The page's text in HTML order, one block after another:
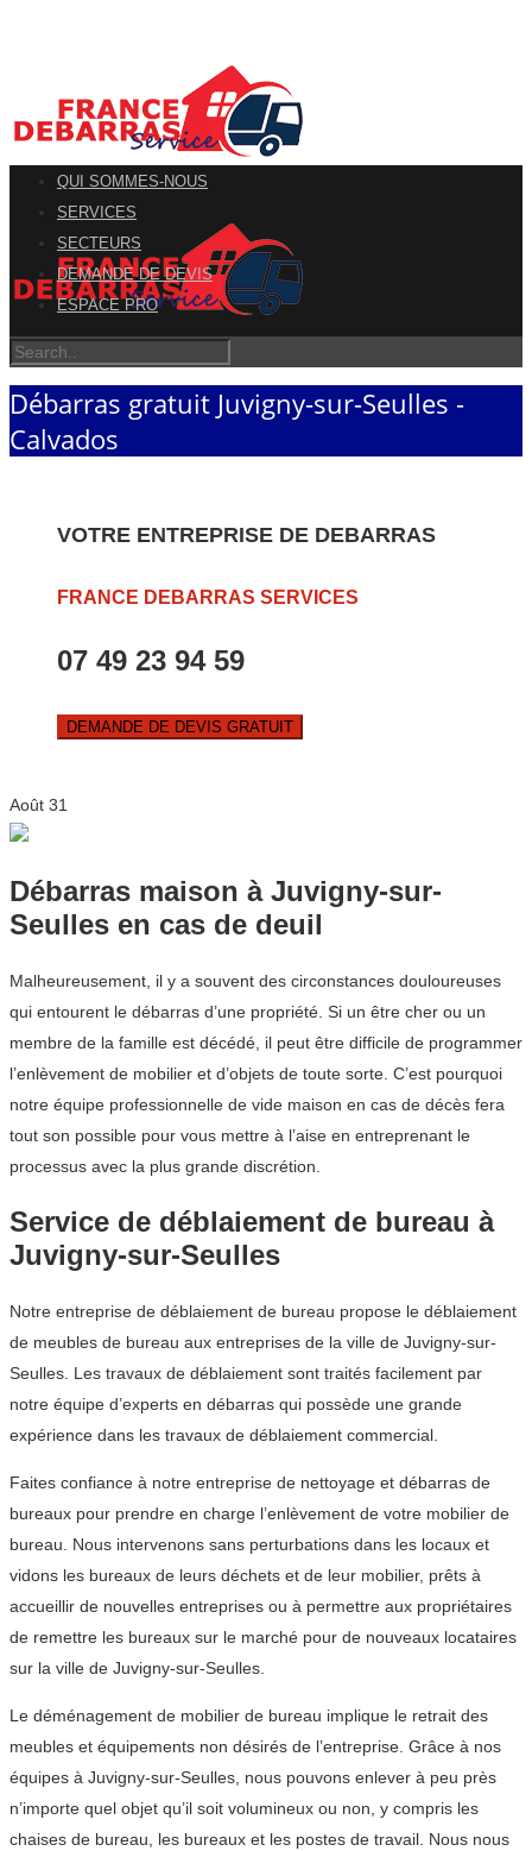
QUI SOMMES-NOUS
SERVICES
SECTEURS
DEMANDE DE DEVIS
ESPACE PRO
Débarras gratuit Juvigny-sur-Seulles -
Calvados
VOTRE ENTREPRISE DE DEBARRAS
FRANCE DEBARRAS SERVICES
07 49 23 94 59
DEMANDE DE DEVIS GRATUIT
Août 31
Débarras maison à Juvigny-sur-
Seulles en cas de deuil
Malheureusement, il y a souvent des circonstances douloureuses
qui entourent le débarras d’une propriété. Si un être cher ou un
membre de la famille est décédé, il peut être difficile de programmer
l’enlèvement de mobilier et d’objets de toute sorte. C’est pourquoi
notre équipe professionnelle de vide maison en cas de décès fera
tout son possible pour vous mettre à l’aise en entreprenant le
processus avec la plus grande discrétion.
Service de déblaiement de bureau à
Juvigny-sur-Seulles
Notre entreprise de déblaiement de bureau propose le déblaiement
de meubles de bureau aux entreprises de la ville de Juvigny-sur-
Seulles. Les travaux de déblaiement sont traités facilement par
notre équipe d’experts en débarras qui possède une grande
expérience dans les travaux de déblaiement commercial.
Faites confiance à notre entreprise de nettoyage et débarras de
bureaux pour prendre en charge l’enlèvement de votre mobilier de
bureau. Nous intervenons sans perturbations dans les locaux et
vidons les bureaux de leurs déchets et de leur mobilier, prêts à
accueillir de nouvelles entreprises ou à permettre aux propriétaires
de remettre les bureaux sur le marché pour de nouveaux locataires
sur la ville de Juvigny-sur-Seulles.
Le déménagement de mobilier de bureau implique le retrait des
meubles et équipements non désirés de l’entreprise. Grâce à nos
équipes à Juvigny-sur-Seulles, nous pouvons enlever à peu près
n’importe quel objet qu’il soit volumineux ou non, y compris les
chaises de bureau, les bureaux et les postes de travail. Nous nous